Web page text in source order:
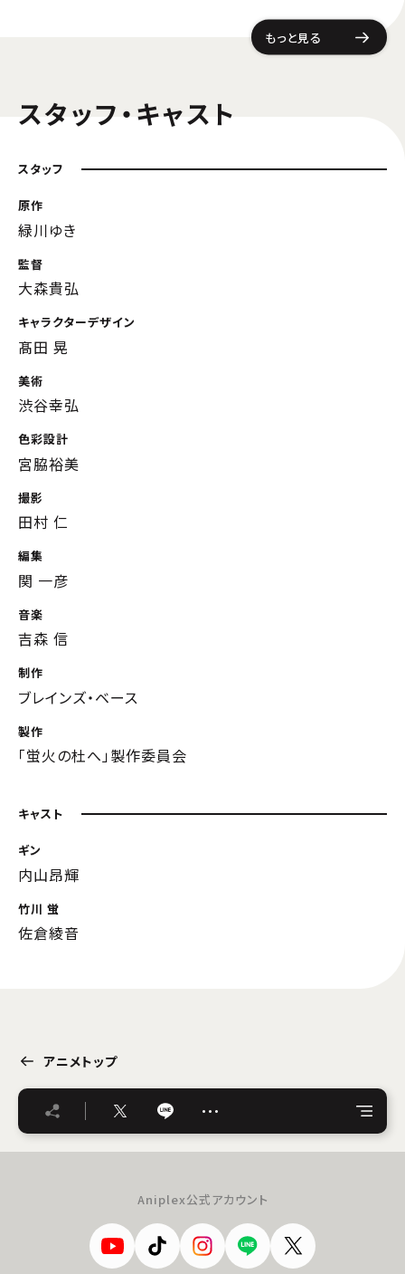
もっと見る
スタッフ・キャスト
スタッフ
原作
緑川ゆき
監督
大森貴弘
キャラクターデザイン
髙田 晃
美術
渋谷幸弘
色彩設計
宮脇裕美
撮影
田村 仁
編集
関 一彦
音楽
吉森 信
制作
ブレインズ・ベース
製作
「蛍火の杜へ」製作委員会
キャスト
ギン
内山昂輝
竹川 蛍
佐倉綾音
アニメトップ
…
Aniplex公式アカウント